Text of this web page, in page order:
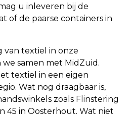
u inleveren bij de
of de paarse containers in
van textiel in onze
samen met MidZuid.
textiel in een eigen
Wat nog draagbaar is,
zoals Flinstering
45 in Oosterhout. Wat niet